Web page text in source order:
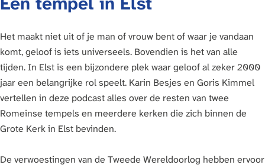
Het maakt niet uit of je man of vrouw bent of waar je vandaan
komt, geloof is iets universeels. Bovendien is het van alle
tijden. In Elst is een bijzondere plek waar geloof al zeker 2000
jaar een belangrijke rol speelt. Karin Besjes en Goris Kimmel
vertellen in deze podcast alles over de resten van twee
Romeinse tempels en meerdere kerken die zich binnen de
Grote Kerk in Elst bevinden.
De verwoestingen van de Tweede Wereldoorlog hebben ervoor